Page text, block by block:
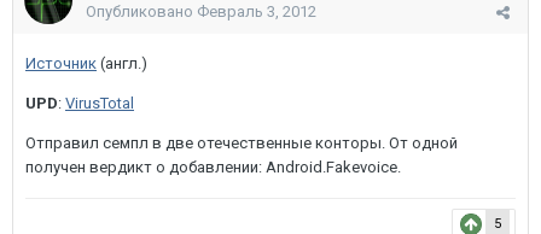
Опубликовано Февраль 3, 2012
Источник (англ.)
UPD: VirusTotal
Отправил семпл в две отечественные конторы. От одной
получен вердикт о добавлении: Android.Fakevoice.
5